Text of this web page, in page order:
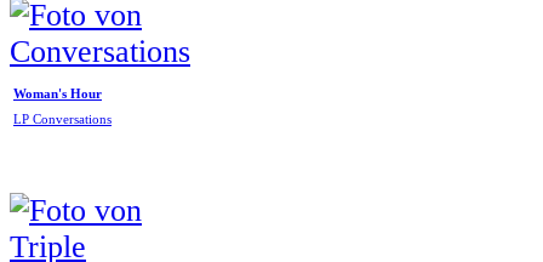
Woman's Hour
LP Conversations